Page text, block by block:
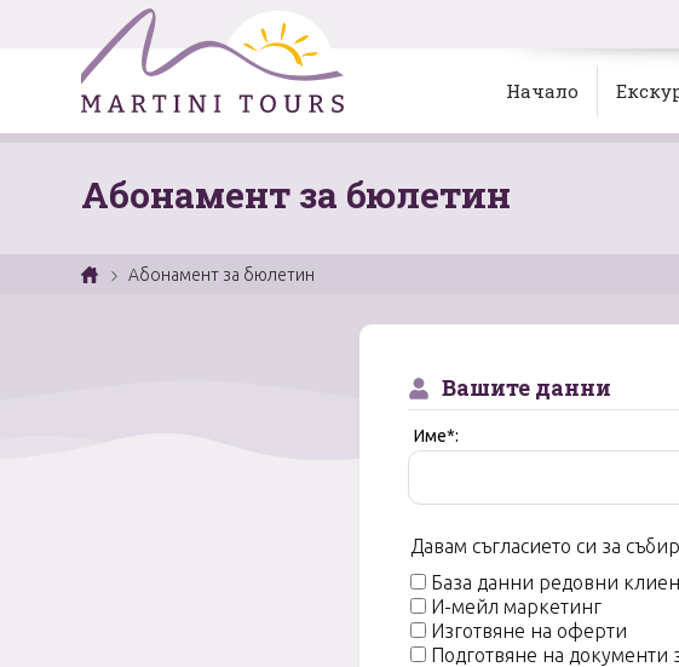
Начало
Абонамент за бюлетин
Абонамент за бюлетин
Вашите данни
Име*:
Давам съгласието си за
База данни редовни
И-мейл маркетинг
Изготвяне на оферти
Подготвяне на документи